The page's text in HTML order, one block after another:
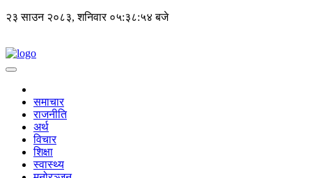
२३ साउन २०८३, शनिवार ०५:३८:५५ बजे
समाचार
राजनीति
अर्थ
विचार
शिक्षा
स्वास्थ्य